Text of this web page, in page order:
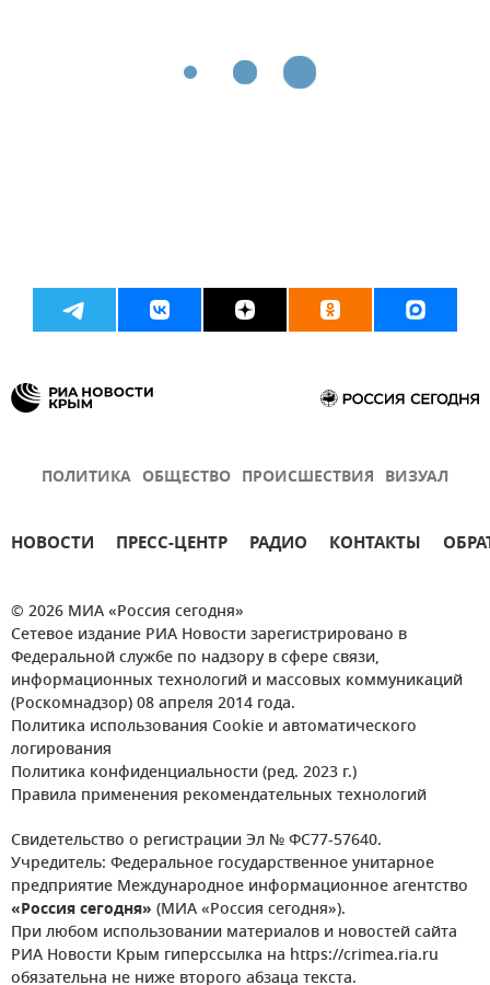
ПОЛИТИКА ОБЩЕСТВО ПРОИСШЕСТВИЯ ВИЗУАЛ
НОВОСТИ ПРЕСС-ЦЕНТР РАДИО КОНТАКТЫ
© 2026 МИА «Россия сегодня»
Сетевое издание РИА Новости зарегистрировано в
Федеральной службе по надзору в сфере связи,
информационных технологий и массовых коммуникаций
(Роскомнадзор) 08 апреля 2014 года.
Политика использования Cookie и автоматического
логирования
Политика конфиденциальности (ред. 2023 г.)
Правила применения рекомендательных технологий
Свидетельство о регистрации Эл № ФС77-57640.
Учредитель: Федеральное государственное унитарное
предприятие Международное информационное агентство
«Россия сегодня» (МИА «Россия сегодня»).
При любом использовании материалов и новостей сайта
РИА Новости Крым гиперссылка на https://crimea.ria.ru
обязательна не ниже второго абзаца текста.